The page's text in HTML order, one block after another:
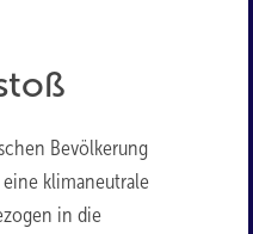
Bevölkerung
klimaneutrale
in die